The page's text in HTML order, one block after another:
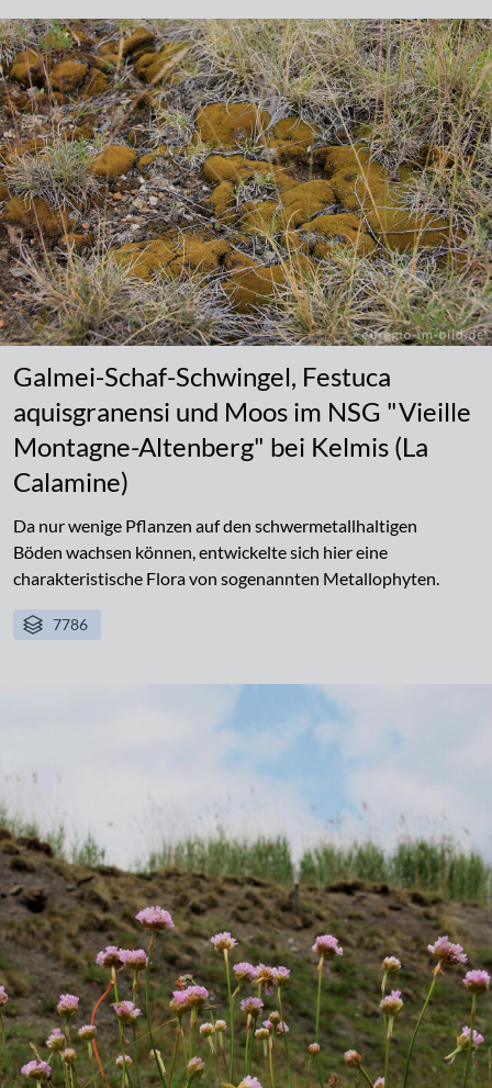
Galmei-Schaf-Schwingel, Festuca
aquisgranensi und Moos im NSG "Vieille
Montagne-Altenberg" bei Kelmis (La
Calamine)
Da nur wenige Pflanzen auf den schwermetallhaltigen
Böden wachsen können, entwickelte sich hier eine
charakteristische Flora von sogenannten Metallophyten.
7786